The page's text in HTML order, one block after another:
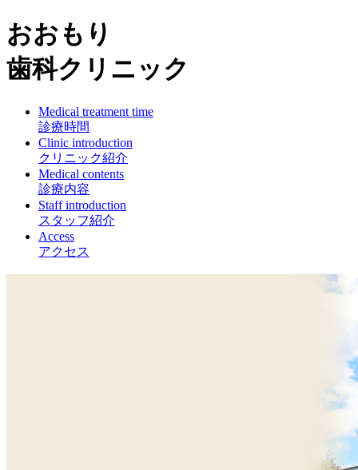
おおもり
歯科クリニック
Medical treatment time
診療時間
Clinic introduction
クリニック紹介
Medical contents
診療内容
Staff introduction
スタッフ紹介
Access
アクセス